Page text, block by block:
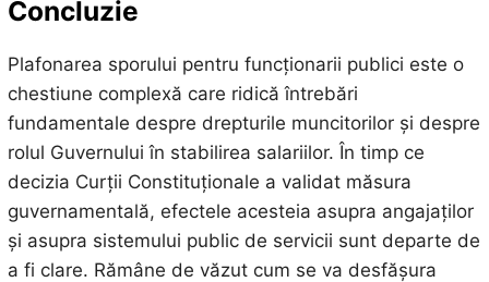
Concluzie
Plafonarea sporului pentru funcționarii publici este o
chestiune complexă care ridică întrebări
fundamentale despre drepturile muncitorilor și despre
rolul Guvernului în stabilirea salariilor. În timp ce
decizia Curții Constituționale a validat măsura
guvernamentală, efectele acesteia asupra angajaților
și asupra sistemului public de servicii sunt departe de
a fi clare. Rămâne de văzut cum se va desfășura